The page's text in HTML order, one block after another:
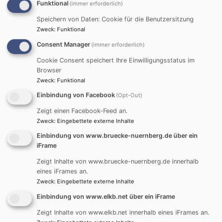
Tiina Reinikainen, unterstützt durch die deutsche
Mitarbeiterin Elsbeth Niebler.
Pfarrer Hans-Martin Gloël und 2002 durch die
bayerische Diakonin Doris Zenns unterstützt. Ab
September 2004 übernahmen beide vollständig die
Verantwortung „von den Finnen“. Seit 2016 koordiniert
der Pfarrer und Islamwissenschaftler Dr. Thomas
Amberg als Theologischer Leiter die interreligiöse
Bildungsarbeit von BRÜCKE-KÖPRÜ.
Religionspädagogin Doris Dollinger (bis 2023) und
Sozialpädagogin Gülsan Cicek (bis 2025) unterstützen
Durak als muslimische BRÜCKEN-Bauerin dabei.
Nach vielen Jahren an verschiedenen Standorten im
Stadtteil Gostenhof hat die Einrichtung seit 2025 ein
Büro im Haus eckstein, zentral in der Burgstraße 1-3
Funktional (immer erforderlich)
Speichern von Daten: Cookie für die Benutzersitzung
Zweck: Funktional
Consent Manager (immer erforderlich)
Cookie Consent speichert Ihre Einwilligungsstatus im
Browser
Zweck: Funktional
Einbindung von Facebook (Opt-Out)
Zeigt einen Facebook-Feed an.
Zweck: Eingebettete externe Inhalte
Einbindung von www.bruecke-nuernberg.de über ein
iFrame
Zeigt Inhalte von www.bruecke-nuernberg.de innerhalb
eines iFrames an.
Zweck: Eingebettete externe Inhalte
Einbindung von www.elkb.net über ein iFrame
Zeigt Inhalte von www.elkb.net innerhalb eines iFrames an.